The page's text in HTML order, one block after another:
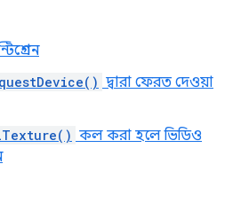
দ্বারা ফেরত দেওয়া
কল করা হলে ভিডিও